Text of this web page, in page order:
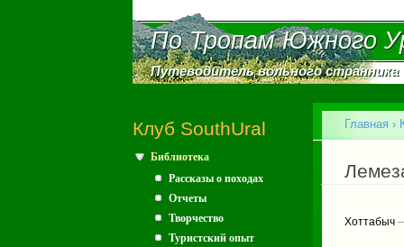
По Тропам Южного
По Тропам Южного
Путеводитель вольного странника
Путеводитель вольного странника
Клуб SouthUral
Библиотека
Рассказы о походах
Отчеты
Творчество
Туристский опыт
Вы
Главная ›
Хоттабыч